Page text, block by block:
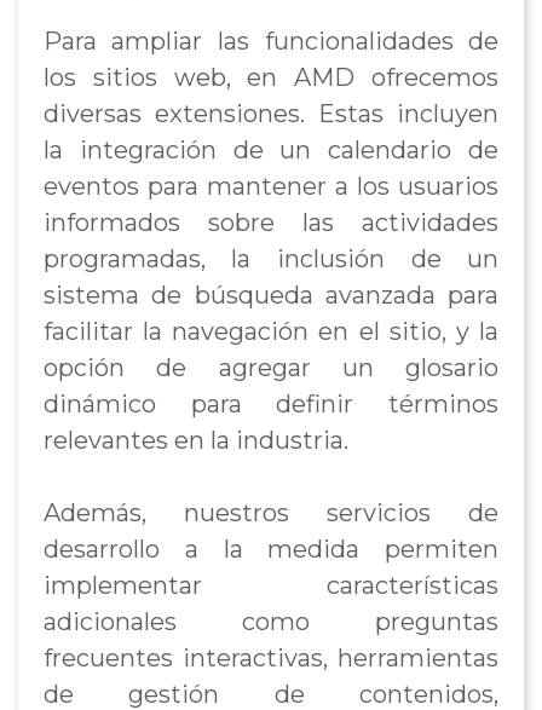
Para ampliar las funcionalidades de
los sitios web, en AMD ofrecemos
diversas extensiones. Estas incluyen
la integración de un calendario de
eventos para mantener a los usuarios
informados sobre las actividades
programadas, la inclusión de un
sistema de búsqueda avanzada para
facilitar la navegación en el sitio, y la
opción de agregar un glosario
dinámico para definir términos
relevantes en la industria.
Además, nuestros servicios de
desarrollo a la medida permiten
implementar características
adicionales como preguntas
frecuentes interactivas, herramientas
de gestión de contenidos,